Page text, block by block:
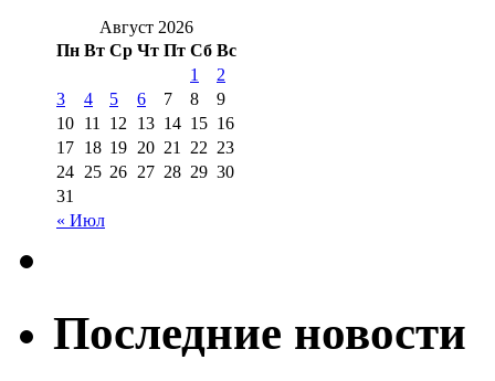
Август 2026
Пн Вт Ср Чт Пт Сб Вс
« Июл
1
2
3
4 5 6 7 8
9
10 11 12 13 14 15 16
17 18 19 20 21 22 23
24 25 26 27 28 29 30
31
Последние новости